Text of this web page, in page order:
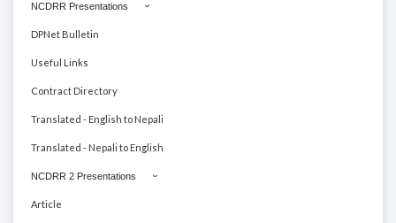
NCDRR Presentations
DPNet Bulletin
Useful Links
Contract Directory
Translated - English to Nepali
Translated - Nepali to English
NCDRR 2 Presentations
Article